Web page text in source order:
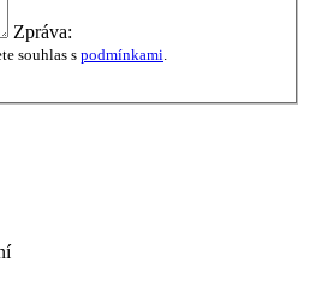
Zpráva:
souhlas s podmínkami